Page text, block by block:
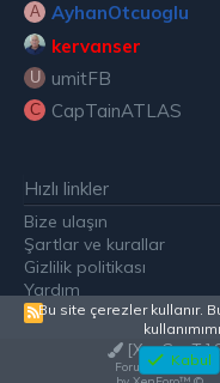
A AyhanOtcuoglu
kervanser
U umitFB
C CapTainATLAS
Hızlı linkler
Bize ulaşın
Şartlar ve kurallar
Gizlilik politikası
Yardım
R
[XenGenTr]
Forum software
Bu site çerezler kullanır.
Kabul